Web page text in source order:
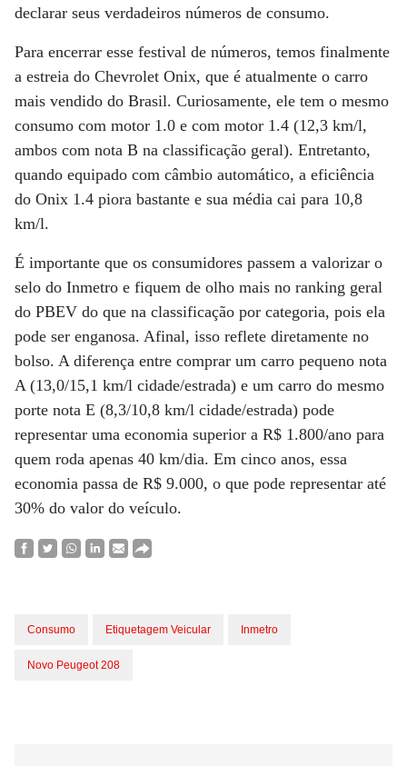
declarar seus verdadeiros números de consumo.
Para encerrar esse festival de números, temos finalmente
a estreia do Chevrolet Onix, que é atualmente o carro
mais vendido do Brasil. Curiosamente, ele tem o mesmo
consumo com motor 1.0 e com motor 1.4 (12,3 km/l,
ambos com nota B na classificação geral). Entretanto,
quando equipado com câmbio automático, a eficiência
do Onix 1.4 piora bastante e sua média cai para 10,8
km/l.
É importante que os consumidores passem a valorizar o
selo do Inmetro e fiquem de olho mais no ranking geral
do PBEV do que na classificação por categoria, pois ela
pode ser enganosa. Afinal, isso reflete diretamente no
bolso. A diferença entre comprar um carro pequeno nota
A (13,0/15,1 km/l cidade/estrada) e um carro do mesmo
porte nota E (8,3/10,8 km/l cidade/estrada) pode
representar uma economia superior a R$ 1.800/ano para
quem roda apenas 40 km/dia. Em cinco anos, essa
economia passa de R$ 9.000, o que pode representar até
30% do valor do veículo.
Consumo Etiquetagem Veicular Inmetro
Novo Peugeot 208